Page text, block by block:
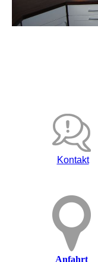
Kontakt
Anfahrt